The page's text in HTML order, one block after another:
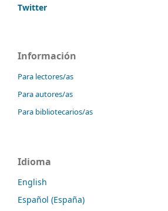
Twitter
Información
Para lectores/as
Para autores/as
Para bibliotecarios/as
Idioma
English
Español (España)